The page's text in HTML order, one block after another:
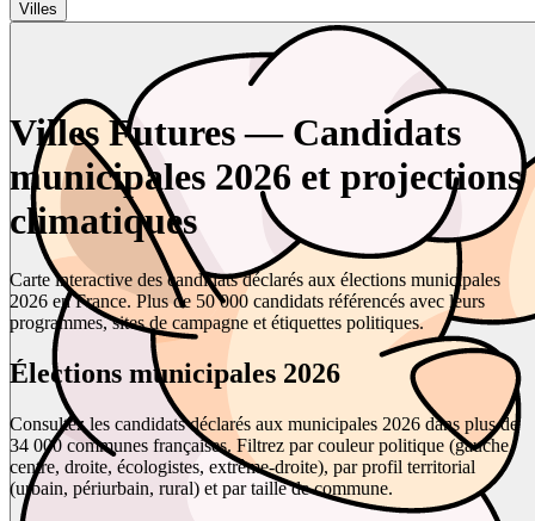
Villes
Villes Futures — Candidats
municipales 2026 et projections
climatiques
Carte interactive des candidats déclarés aux élections municipales
2026 en France. Plus de 50 000 candidats référencés avec leurs
programmes, sites de campagne et étiquettes politiques.
Élections municipales 2026
Consultez les candidats déclarés aux municipales 2026 dans plus de
34 000 communes françaises. Filtrez par couleur politique (gauche,
centre, droite, écologistes, extrême-droite), par profil territorial
(urbain, périurbain, rural) et par taille de commune.